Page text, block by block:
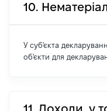
10.
У суб'єкта
об'єкти для